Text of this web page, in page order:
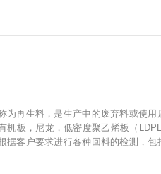
为再生料，是生产中的废弃料或使
机板，尼龙，低密度聚乙烯板（
据客户要求进行各种回料的检测，